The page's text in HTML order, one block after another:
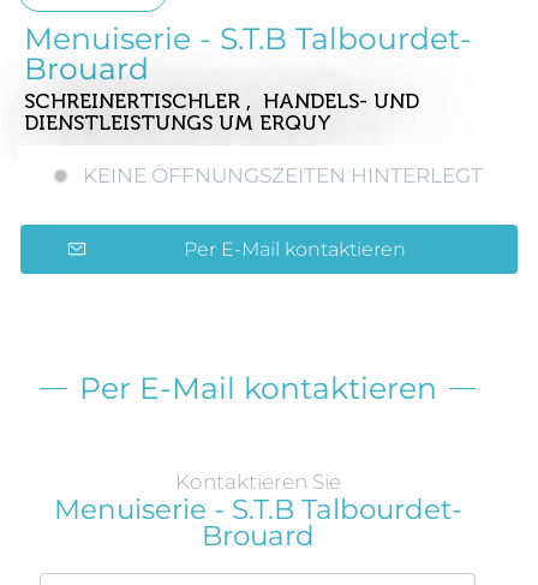
Menuiserie - S.T.B Talbourdet-
Brouard
SCHREINERTISCHLER , HANDELS- UND
DIENSTLEISTUNGS UM ERQUY
KEINE ÖFFNUNGSZEITEN HINTERLEGT
Per E-Mail kontaktieren
Per E-Mail kontaktieren
Kontaktieren Sie
Menuiserie - S.T.B Talbourdet-
Brouard